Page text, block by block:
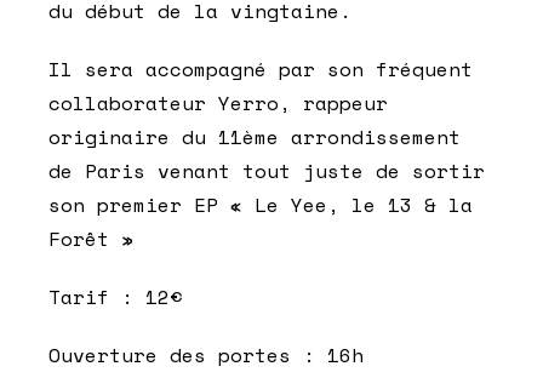
du début de la vingtaine.
Il sera accompagné par son fréquent
collaborateur Yerro, rappeur
originaire du 11ème arrondissement
de Paris venant tout juste de sortir
son premier EP « Le Yee, le 13 & la
Forêt »
Tarif : 12€
Ouverture des portes : 16h